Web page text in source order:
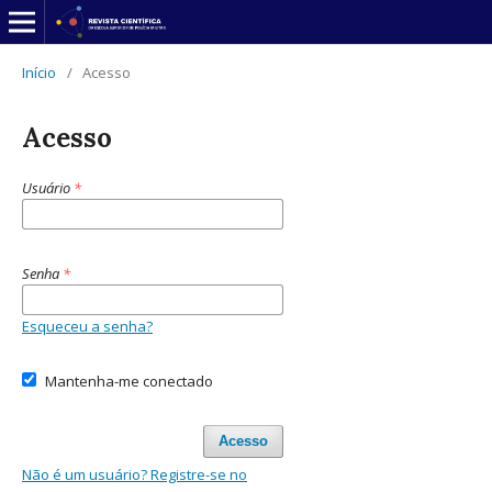
Início / Acesso
Acesso
Usuário *
Senha *
Esqueceu a senha?
Mantenha-me conectado
Acesso
Não é um usuário? Registre-se no